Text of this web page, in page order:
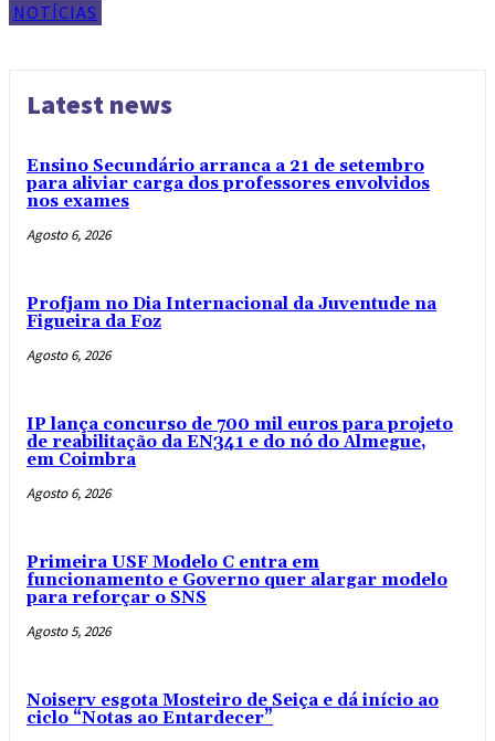
NOTÍCIAS
Latest news
Ensino Secundário arranca a 21 de setembro
para aliviar carga dos professores envolvidos
nos exames
Agosto 6, 2026
Profjam no Dia Internacional da Juventude na
Figueira da Foz
Agosto 6, 2026
IP lança concurso de 700 mil euros para projeto
de reabilitação da EN341 e do nó do Almegue,
em Coimbra
Agosto 6, 2026
Primeira USF Modelo C entra em
funcionamento e Governo quer alargar modelo
para reforçar o SNS
Agosto 5, 2026
Noiserv esgota Mosteiro de Seiça e dá início ao
ciclo “Notas ao Entardecer”